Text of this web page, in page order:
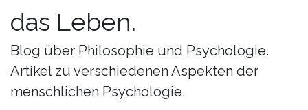
das Leben.
Blog über Philosophie und Psychologie.
Artikel zu verschiedenen Aspekten der
menschlichen Psychologie.